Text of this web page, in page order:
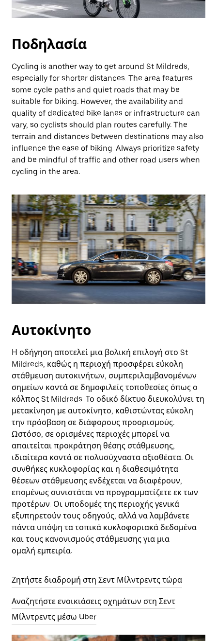
Ποδηλασία
Cycling is another way to get around St Mildreds,
especially for shorter distances. The area features
some cycle paths and quiet roads that may be
suitable for biking. However, the availability and
quality of dedicated bike lanes or infrastructure can
vary, so cyclists should plan routes carefully. The
terrain and distances between destinations may also
influence the ease of biking. Always prioritize safety
and be mindful of traffic and other road users when
cycling in the area.
Αυτοκίνητο
Η οδήγηση αποτελεί μια βολική επιλογή στο St
Mildreds, καθώς η περιοχή προσφέρει εύκολη
στάθμευση αυτοκινήτων, συμπεριλαμβανομένων
σημείων κοντά σε δημοφιλείς τοποθεσίες όπως ο
κόλπος St Mildreds. Το οδικό δίκτυο διευκολύνει τη
μετακίνηση με αυτοκίνητο, καθιστώντας εύκολη
την πρόσβαση σε διάφορους προορισμούς.
Ωστόσο, σε ορισμένες περιοχές μπορεί να
απαιτείται προκράτηση θέσης στάθμευσης,
ιδιαίτερα κοντά σε πολυσύχναστα αξιοθέατα. Οι
συνθήκες κυκλοφορίας και η διαθεσιμότητα
θέσεων στάθμευσης ενδέχεται να διαφέρουν,
επομένως συνιστάται να προγραμματίζετε εκ των
προτέρων. Οι υποδομές της περιοχής γενικά
εξυπηρετούν τους οδηγούς, αλλά να λαμβάνετε
πάντα υπόψη τα τοπικά κυκλοφοριακά δεδομένα
και τους κανονισμούς στάθμευσης για μια
ομαλή εμπειρία.
Ζητήστε διαδρομή στη Σεντ Μίλντρεντς τώρα
Αναζητήστε ενοικιάσεις οχημάτων στη Σεντ
Μίλντρεντς μέσω Uber